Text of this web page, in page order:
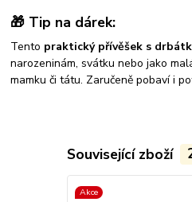
🎁 Tip na dárek:
Tento praktický přívěšek s
narozeninám, svátku nebo jako
mamku či tátu. Zaručeně pobaví i
Související zboží
Akce